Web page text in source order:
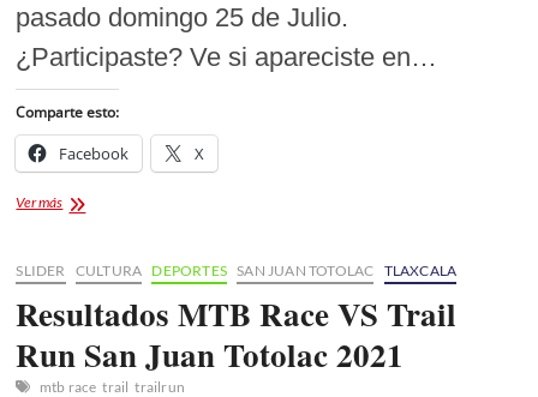
pasado domingo 25 de Julio.
¿Participaste? Ve si apareciste en…
Comparte esto:
Facebook X
Ver másFOTOGALERÍA
vs
Trail
Run
SLIDER CULTURA DEPORTES SAN JUAN TOTOLAC TLAXCALA
Resultados MTB Race VS Trail
Run San Juan Totolac 2021
mtb race trail trailrun